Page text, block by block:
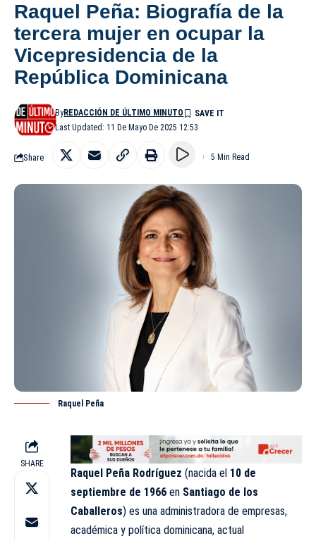
Raquel Peña: Biografía de la
tercera mujer en ocupar la
Vicepresidencia de la
República Dominicana
Last Updated: 11 De Mayo De 2025 12:53
ByREDACCIÓN DE ÚLTIMO MINUTO
Share 5 Min Read
Raquel Peña
SHARE
Raquel Peña Rodríguez (nacida el 10 de
septiembre de 1966 en Santiago de los
Caballeros) es una administradora de empresas,
académica y política dominicana, actual